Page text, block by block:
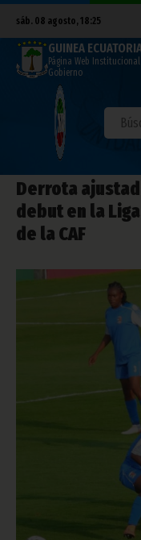
sáb. 08 agosto, 18:25
GUINEA
Página Web
Gobierno
Derrota
debut en la
de la CAF